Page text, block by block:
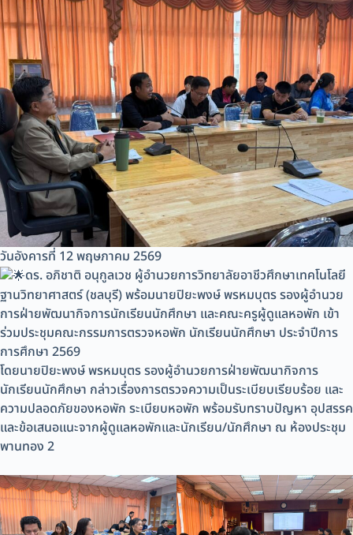
วันอังคารที่ 12 พฤษภาคม 2569
ดร. อภิชาติ อนุกูลเวช ผู้อำนวยการวิทยาลัยอาชีวศึกษาเทคโนโลยี
ฐานวิทยาศาสตร์ (ชลบุรี) พร้อมนายปิยะพงษ์ พรหมบุตร รองผู้อำนวย
การฝ่ายพัฒนากิจการนักเรียนนักศึกษา และคณะครูผู้ดูแลหอพัก เข้า
ร่วมประชุมคณะกรรมการตรวจหอพัก นักเรียนนักศึกษา ประจำปีการ
การศึกษา 2569
โดยนายปิยะพงษ์ พรหมบุตร รองผู้อำนวยการฝ่ายพัฒนากิจการ
นักเรียนนักศึกษา กล่าวเรื่องการตรวจความเป็นระเบียบเรียบร้อย และ
ความปลอดภัยของหอพัก ระเบียบหอพัก พร้อมรับทราบปัญหา อุปสรรค
และข้อเสนอแนะจากผู้ดูแลหอพักและนักเรียน/นักศึกษา ณ ห้องประชุม
พานทอง 2